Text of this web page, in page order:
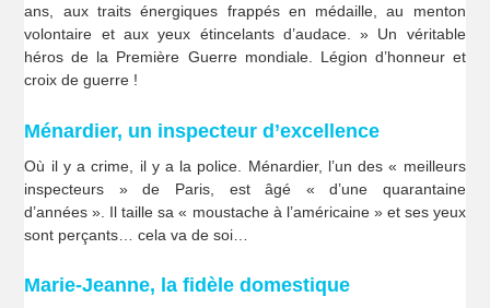
ans, aux traits énergiques frappés en médaille, au menton
volontaire et aux yeux étincelants d’audace. » Un véritable
héros de la Première Guerre mondiale. Légion d’honneur et
croix de guerre !
Ménardier, un inspecteur d’excellence
Où il y a crime, il y a la police. Ménardier, l’un des « meilleurs
inspecteurs » de Paris, est âgé « d’une quarantaine
d’années ». Il taille sa « moustache à l’américaine » et ses yeux
sont perçants… cela va de soi…
Marie-Jeanne, la fidèle domestique